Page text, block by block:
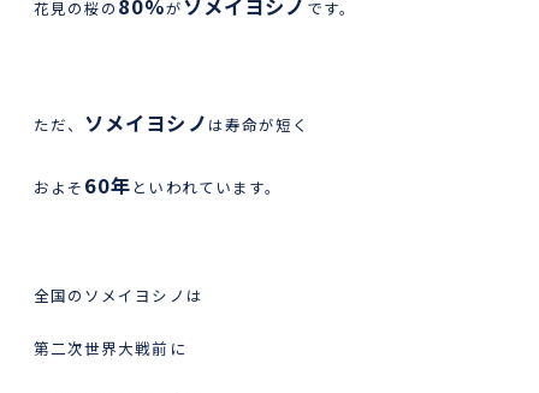
花見の桜の 80%がソメイヨシノ です。
ただ、 ソメイヨシノ は寿命が短く
およそ 60年 といわれています。
全国のソメイヨシノは
第二次世界大戦前に